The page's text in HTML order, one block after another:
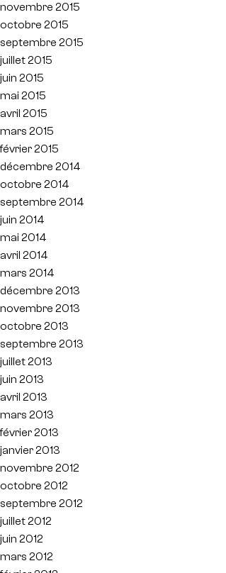
novembre 2015
octobre 2015
septembre 2015
juillet 2015
juin 2015
mai 2015
avril 2015
mars 2015
février 2015
décembre 2014
octobre 2014
septembre 2014
juin 2014
mai 2014
avril 2014
mars 2014
décembre 2013
novembre 2013
octobre 2013
septembre 2013
juillet 2013
juin 2013
avril 2013
mars 2013
février 2013
janvier 2013
novembre 2012
octobre 2012
septembre 2012
juillet 2012
juin 2012
mars 2012